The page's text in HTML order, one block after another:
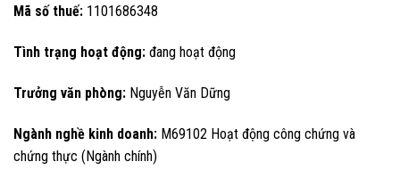
Mã số thuế: 1101686348
Tình trạng hoạt động: đang hoạt động
Trưởng văn phòng: Nguyễn Văn Dững
Ngành nghề kinh doanh: M69102 Hoạt động công chứng và
chứng thực (Ngành chính)